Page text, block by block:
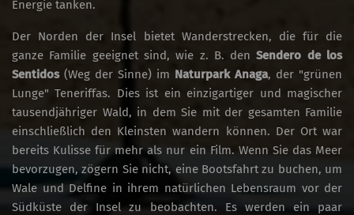
Energie tanken.
Der Norden der Insel bietet Wanderstrecken, die für die
ganze Familie geeignet sind, wie z. B. denSendero de los
Sentidos(Weg der Sinne) im Naturpark Anaga, der "grünen
Lunge" Teneriffas. Dies ist ein einzigartiger und magischer
tausendjähriger Wald, in dem Sie mit der gesamten Familie
einschließlich den Kleinsten wandern können. Der Ort war
bereits Kulisse für mehr als nur ein Film. Wenn Sie das Meer
bevorzugen, zögern Sie nicht, eine Bootsfahrt zu buchen, um
Wale und Delfine in ihrem natürlichen Lebensraum vor der
Südküste der Insel zu beobachten. Es werden ein paar